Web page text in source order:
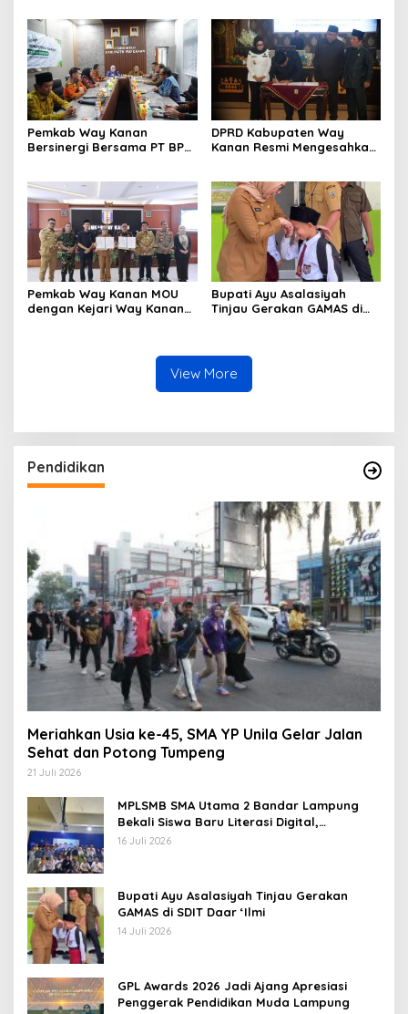
Jabatan 2025-2030
Pemkab Way Kanan
Bersinergi Bersama PT BPR
Kompetensi Keahlian
DPRD Kabupaten Way
Kanan Resmi Mengesahkan
Pemkab Way Kanan MOU
dengan Kejari Way Kanan
Bupati Ayu Asalasiyah
Tinjau Gerakan GAMAS di
View More
Pendidikan
Meriahkan Usia ke-45, SMA YP Unila Gelar Jalan
Sehat dan Potong Tumpeng
21 Juli 2026
MPLSMB SMA Utama 2 Bandar Lampung
Bekali Siswa Baru Literasi Digital,
Jurnalistik, dan Etika Bermedia Sosial
16 Juli 2026
Bupati Ayu Asalasiyah Tinjau Gerakan
GAMAS di SDIT Daar ‘Ilmi
14 Juli 2026
GPL Awards 2026 Jadi Ajang Apresiasi
Penggerak Pendidikan Muda Lampung